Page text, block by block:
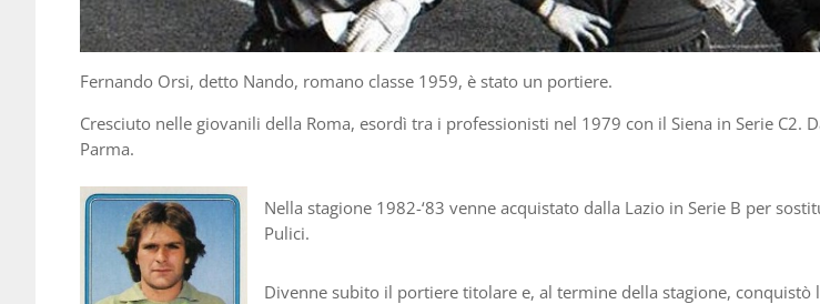
Fernando Orsi, detto Nando, romano classe 1959, è stato un portiere.
Cresciuto nelle giovanili della Roma, esordì tra i professionisti nel 1979 con il Siena in Serie C2.
Parma.
Nella stagione 1982-‘83 venne acquistato dalla Lazio in Serie B per
Pulici.
Divenne subito il portiere titolare e, al termine della stagione, conquistò